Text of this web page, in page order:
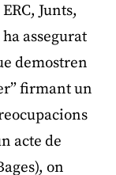
Junts,
assegurat
demostren
firmant un
acte de
on